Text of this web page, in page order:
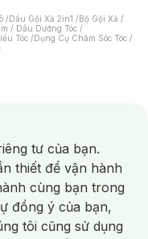
/Dầu Gội Xả 2in1 /Bộ Gội Xả /
/ Dầu Dưỡng Tóc /
Tóc /Dụng Cụ Chăm Sóc Tóc /
Hơi /Nước Rửa Tay/
Chải Điện/
/ Nước Súc Miệng/
Sinh/Dưỡng Vùng Kín/
/Bọt Cạo Râu /Dao Cạo Râu/
Lão Hóa/ Da Mụn/
/ Tàn Nhang
tư của bạn.
thiết để vận hành
cùng bạn trong
đồng ý của bạn,
tôi cũng sử dụng